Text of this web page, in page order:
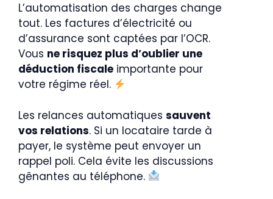
L’automatisation des charges change
tout. Les factures d’électricité ou
d’assurance sont captées par l’OCR.
Vous ne risquez plus d’oublier une
déduction fiscale importante pour
votre régime réel.
Les relances automatiques sauvent
vos relations. Si un locataire tarde à
payer, le système peut envoyer un
rappel poli. Cela évite les discussions
gênantes au téléphone.